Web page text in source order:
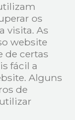
os
visita. As
website
de certas
fácil a
Alguns
de